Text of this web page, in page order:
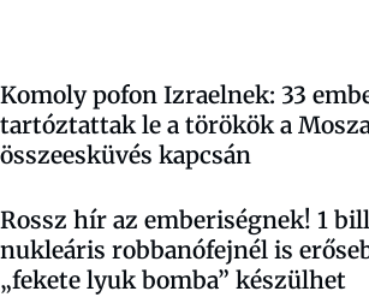
Komoly pofon Izraelnek: 33
tartóztattak le a törökök a
összeesküvés kapcsán
Rossz hír az emberiségnek! 1
nukleáris robbanófejnél is
„fekete lyuk bomba” készülhet